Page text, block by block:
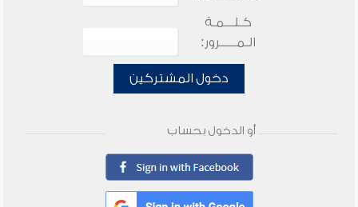
كـلـــمـة
الـمـــــرور:
دخول المشتركين
أو الدخول بحساب